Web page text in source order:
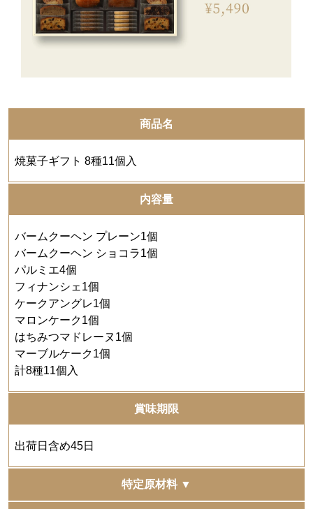
商品名
焼菓子ギフト 8種11個入
内容量
バームクーヘン プレーン1個
バームクーヘン ショコラ1個
パルミエ4個
フィナンシェ1個
ケークアングレ1個
マロンケーク1個
はちみつマドレーヌ1個
マーブルケーク1個
計8種11個入
賞味期限
出荷日含め45日
特定原材料 ▼